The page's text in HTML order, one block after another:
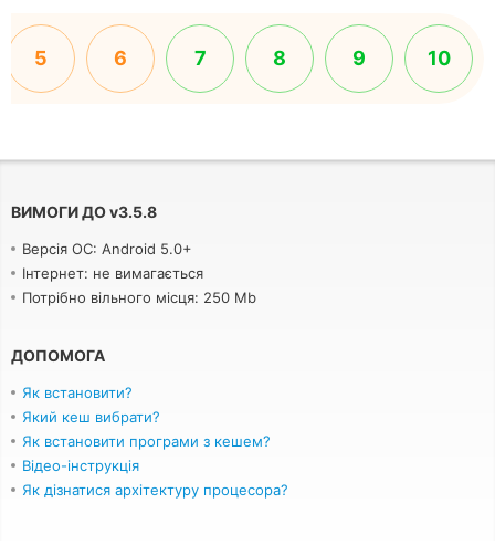
5 6 7 8 9 10
ВИМОГИ ДОv3.5.8
Версія ОС: Android 5.0+
Інтернет: не вимагається
Потрібно вільного місця: 250 Mb
ДОПОМОГА
Як встановити?
Який кеш вибрати?
Як встановити програми з кешем?
Відео-інструкція
Як дізнатися архітектуру процесора?